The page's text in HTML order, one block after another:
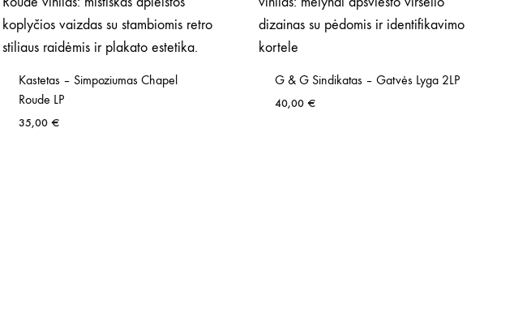
Kastetas – Simpoziumas Chapel
Roude LP
35,00 €
G & G Sindikatas – Gatvės Lyga 2LP
40,00 €